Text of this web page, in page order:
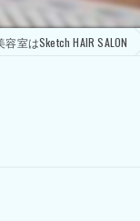
室はSketch HAIR SALON